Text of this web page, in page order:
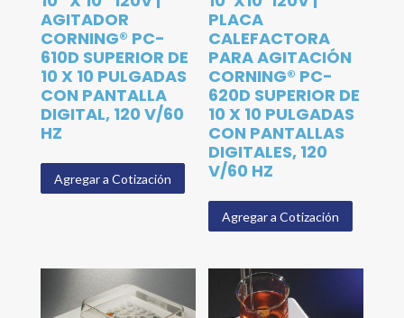
AGITADOR
CORNING® PC-
610D SUPERIOR DE
10 X 10 PULGADAS
CON PANTALLA
DIGITAL, 120 V/60
HZ
Agregar a Cotización
PLACA
CALEFACTORA
PARA AGITACIÓN
CORNING® PC-
620D SUPERIOR DE
10 X 10 PULGADAS
CON PANTALLAS
DIGITALES, 120
V/60 HZ
Agregar a Cotización